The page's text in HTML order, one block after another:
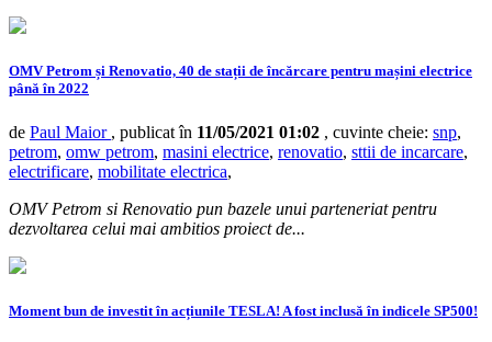
OMV Petrom și Renovatio, 40 de stații de încărcare pentru mașini electrice
până în 2022
de Paul Maior , publicat în 11/05/2021 01:02 , cuvinte cheie: snp,
petrom, omw petrom, masini electrice, renovatio, sttii de incarcare,
electrificare, mobilitate electrica,
OMV Petrom si Renovatio pun bazele unui parteneriat pentru
dezvoltarea celui mai ambitios proiect de...
Moment bun de investit în acțiunile TESLA! A fost inclusă în indicele SP500!